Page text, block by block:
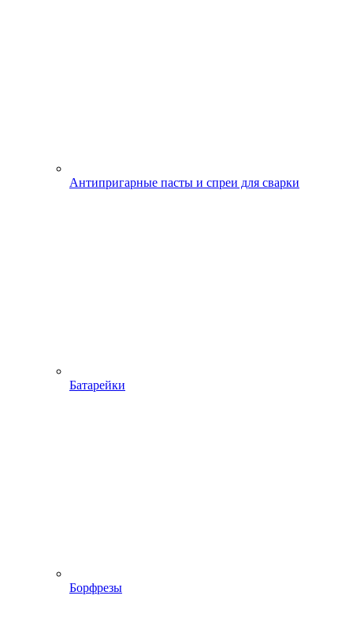
Антипригарные пасты и спреи для сварки
Батарейки
Борфрезы